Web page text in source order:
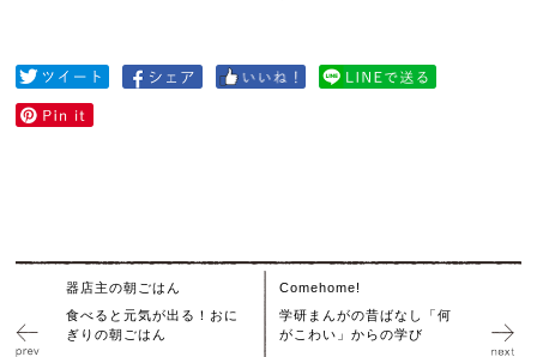
器店主の朝ごはん
食べると元気が出る！おに
ぎりの朝ごはん
Comehome!
学研まんがの昔ばなし「何
がこわい」からの学び